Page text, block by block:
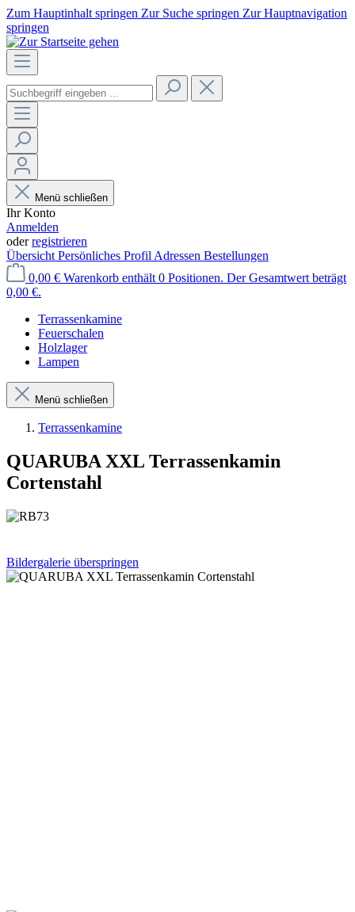
Zum Hauptinhalt springen Zur Suche springen Zur Hauptnavigation
springen
Menü schließen
Ihr Konto
Anmelden
oderregistrieren
Übersicht Persönliches Profil Adressen Bestellungen
0,00 € Warenkorb enthält 0 Positionen. Der Gesamtwert beträgt
0,00 €.
Terrassenkamine
Feuerschalen
Holzlager
Lampen
Menü schließen
Terrassenkamine
QUARUBA XXL Terrassenkamin
Cortenstahl
Bildergalerie überspringen